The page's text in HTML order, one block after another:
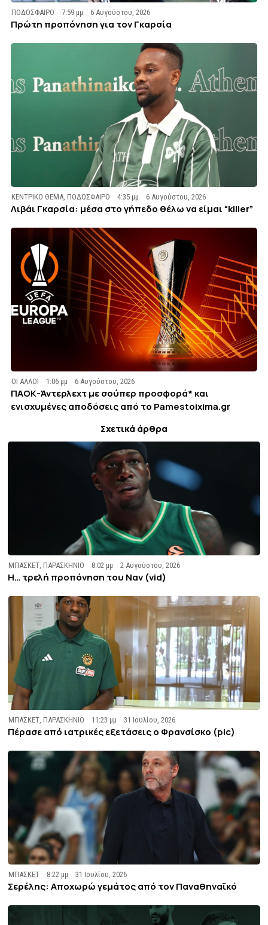
ΠΟΔΟΣΦΑΙΡΟ 7:59 μμ 6 Αυγούστου, 2026
Πρώτη προπόνηση για τον Γκαρσία
ΚΕΝΤΡΙΚΟ ΘΕΜΑ ,ΠΟΔΟΣΦΑΙΡΟ 4:35 μμ 6 Αυγούστου, 2026
Λιβάι Γκαρσία: μέσα στο γήπεδο θέλω να είμαι “killer”
ΟΙ ΑΛΛΟΙ 1:06 μμ 6 Αυγούστου, 2026
ΠΑΟΚ-Άντερλεχτ με σούπερ προσφορά* και
ενισχυμένες αποδόσεις από το Pamestoixima.gr
Σχετικά άρθρα
ΜΠΑΣΚΕΤ ,ΠΑΡΑΣΚΗΝΙΟ 8:02 μμ 2 Αυγούστου, 2026
Η… τρελή προπόνηση του Ναν (vid)
ΜΠΑΣΚΕΤ ,ΠΑΡΑΣΚΗΝΙΟ 11:23 μμ 31 Ιουλίου, 2026
Πέρασε από ιατρικές εξετάσεις ο Φρανσίσκο (pic)
ΜΠΑΣΚΕΤ 8:22 μμ 31 Ιουλίου, 2026
Σερέλης: Αποχωρώ γεμάτος από τον Παναθηναϊκό